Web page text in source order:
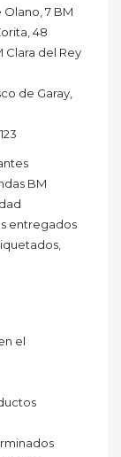
Olano, 7 BM
48
Clara del Rey
de Garay,
BM
entregados
el